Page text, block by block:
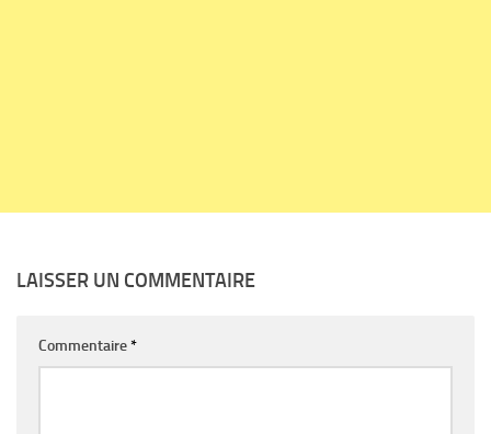
LAISSER UN COMMENTAIRE
Commentaire*